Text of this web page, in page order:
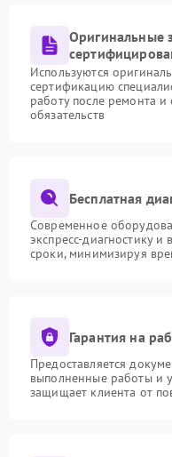
Оригинальные
Используются
сертификацию
работу после ремонта
обязательств
Бесплатная
Современное
экспресс-диагностику
сроки, минимизируя
Гарантия на
Предоставляется
выполненные работы и
защищает клиента от